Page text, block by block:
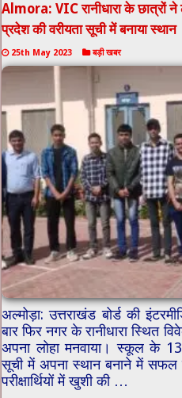
Almora: VIC रानीधारा के छात्रों ने
प्रदेश की वरीयता सूची में बनाया स्थान
25th May 2023 बड़ी खबर
अल्मोड़ा: उत्तराखंड बोर्ड की
बार फिर नगर के रानीधारा स्थित
अपना लोहा मनवाया। स्कूल के 13
सूची में अपना स्थान बनाने में सफल
परीक्षार्थियों में खुशी की …